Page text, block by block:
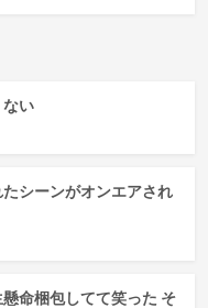
い
たシーンがオンエアされ
命梱包してて笑った そ